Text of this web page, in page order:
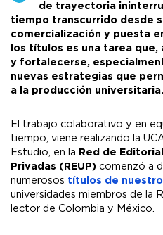
de trayectoria
tiempo transcurrido desde
comercialización y puesta
los títulos es una tarea
y fortalecerse,
nuevas estrategias que
a la producción universitaria.
El trabajo colaborativo y en
tiempo, viene realizando la
Estudio, en la Red de
Privadas (REUP) comenzó a
numerosos títulos de
universidades miembros de la
lector de Colombia y México.